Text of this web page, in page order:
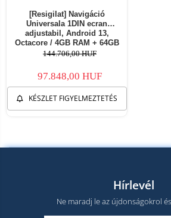
[Resigilat] Navigáció
Universala 1DIN ecran
adjustabil, Android 13,
Octacore / 4GB RAM + 64GB
ROM, 10.1 Inch - AD-
144.706,00 HUF
97.848,00 HUF
KÉSZLET FIGYELMEZTETÉS
Hírlevél
Ne maradj le az újdonságokrol